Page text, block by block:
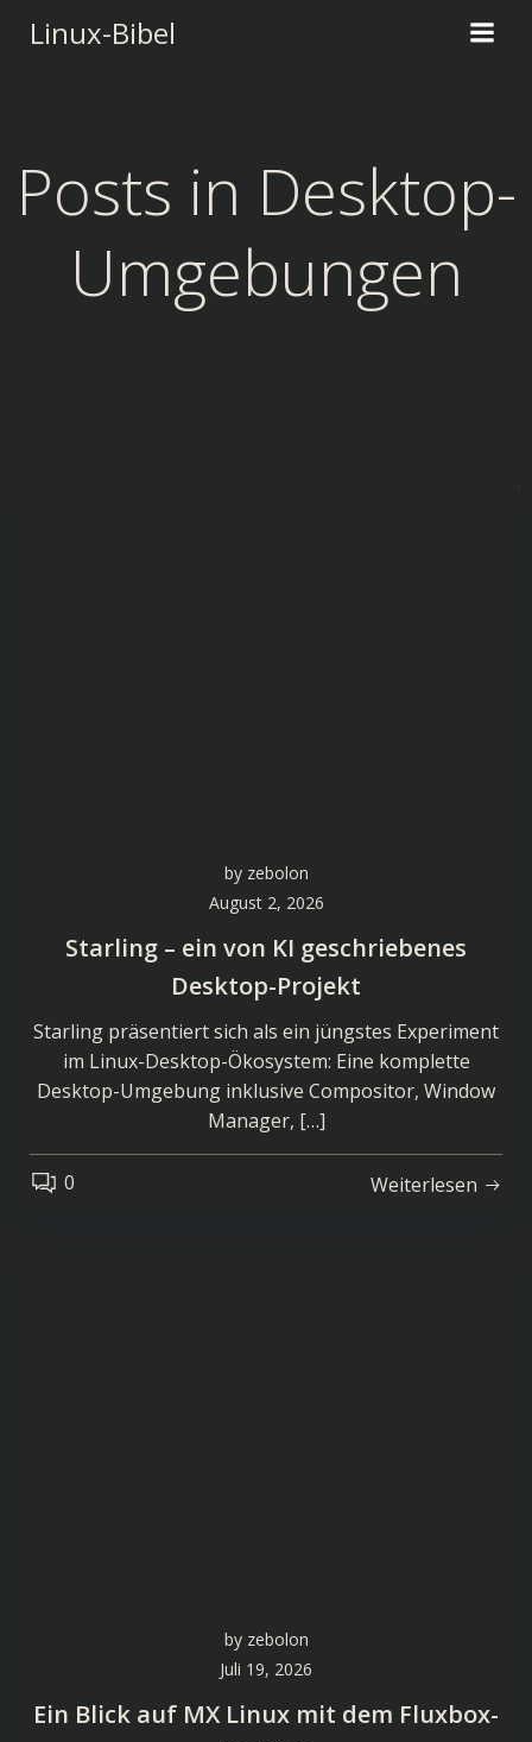
Linux-Bibel
Posts in Desktop-
Umgebungen
by zebolon
August 2, 2026
Starling – ein von KI geschriebenes
Desktop-Projekt
Starling präsentiert sich als ein jüngstes Experiment
im Linux-Desktop-Ökosystem: Eine komplette
Desktop-Umgebung inklusive Compositor, Window
Manager, […]
0 Weiterlesen
by zebolon
Juli 19, 2026
Ein Blick auf MX Linux mit dem Fluxbox-